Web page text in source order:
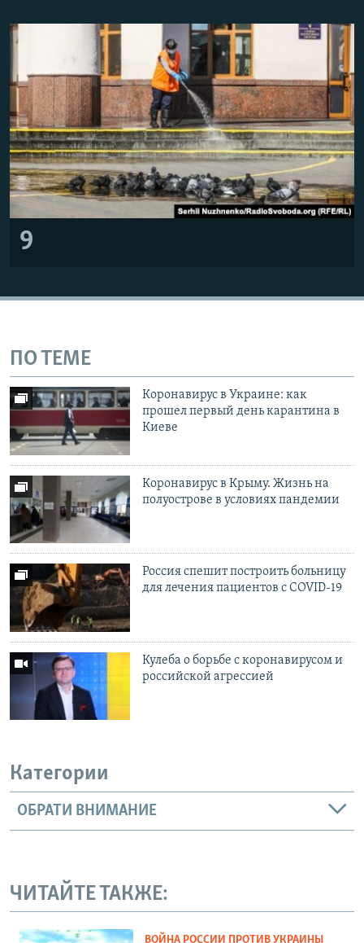
9
ПО ТЕМЕ
Коронавирус в Украине: как
прошел первый день карантина в
Киеве
Коронавирус в Крыму. Жизнь на
полуострове в условиях пандемии
Россия спешит построить больницу
для лечения пациентов с COVID-19
Кулеба о борьбе с коронавирусом и
российской агрессией
Категории
ОБРАТИ ВНИМАНИЕ
ЧИТАЙТЕ ТАКЖЕ:
ВОЙНА РОССИИ ПРОТИВ УКРАИНЫ